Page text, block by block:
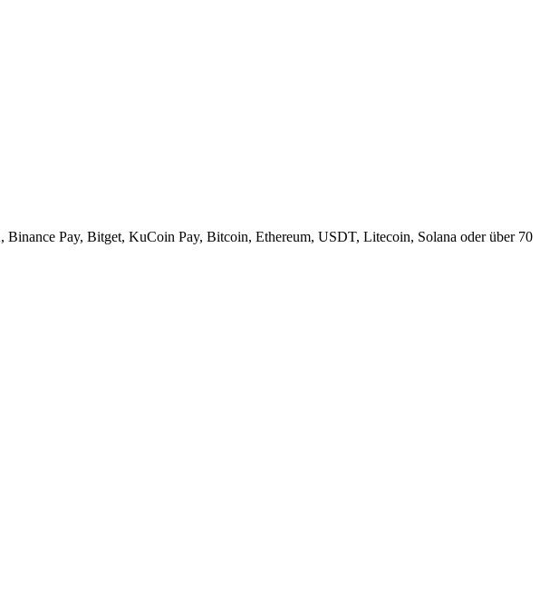
Pay, Bitget, KuCoin Pay, Bitcoin, Ethereum, USDT, Litecoin, Solana oder über 70